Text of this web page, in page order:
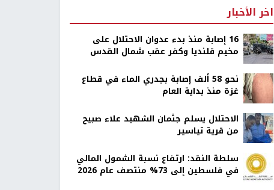
اخر الأخبار
16 إصابة منذ بدء عدوان الاحتلال على
مخيم قلنديا وكفر عقب شمال القدس
نحو 58 ألف إصابة بجدري الماء في قطاع
غزة منذ بداية العام
الاحتلال يسلم جثمان الشهيد علاء صبيح
من قرية تياسير
سلطة النقد: ارتفاع نسبة الشمول المالي
في فلسطين إلى 73% منتصف عام 2026